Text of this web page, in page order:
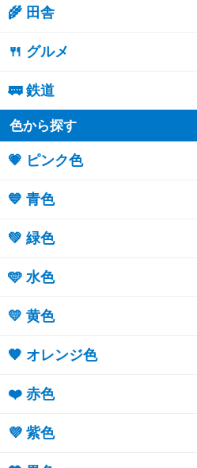
🌾 田舎
🍴 グルメ
🚃 鉄道
色から探す
💗 ピンク色
💙 青色
💚 緑色
🩵 水色
💛 黄色
🧡 オレンジ色
❤️ 赤色
💜 紫色